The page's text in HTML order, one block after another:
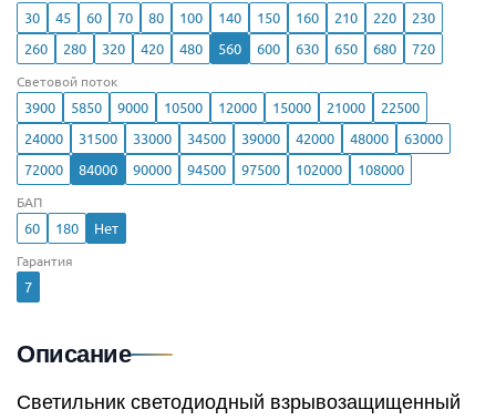
30 45 60 70 80 100 140 150 160 210 220
230
260
280 320 420 480 560 600 630 650 680 720
Световой поток
3900 5850 9000 10500 12000 15000 21000
22500
24000
31500 33000 34500 39000 42000 48000
63000
72000
84000 90000 94500 97500 102000 108000
БАП
60 180 Нет
Гарантия
7
Описание
Светильник светодиодный взрывозащищенный